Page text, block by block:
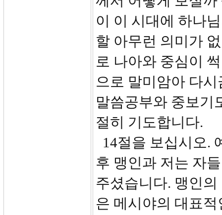
이 이 시대에 하나
할 아무런 의미가
로 나아와 중심이
으로 말미암아 다
말씀공부와 중보기
절히 기도합니다.
14절을 보십시오.
후 맹인과 저는 자
주셨습니다. 맹인
은 메시야의 대표